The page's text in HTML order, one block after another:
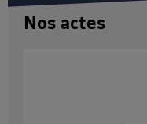
Nos actes
MAIF s'engage